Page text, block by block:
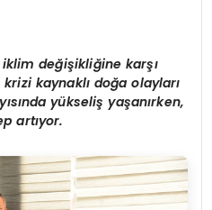
değişikliğine karşı
kaynaklı doğa olayları
yükseliş yaşanırken,
artıyor.